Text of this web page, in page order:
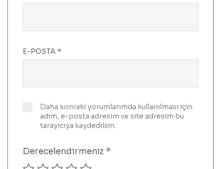
E-POSTA *
Daha sonraki yorumlarımda kullanılması için
adım, e-posta adresim ve site adresim bu
tarayıcıya kaydedilsin.
Derecelendirmeniz *